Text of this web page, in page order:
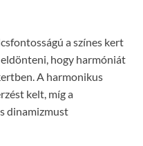
a színes kert
hogy harmóniát
A harmonikus
kelt, míg a
dinamizmust